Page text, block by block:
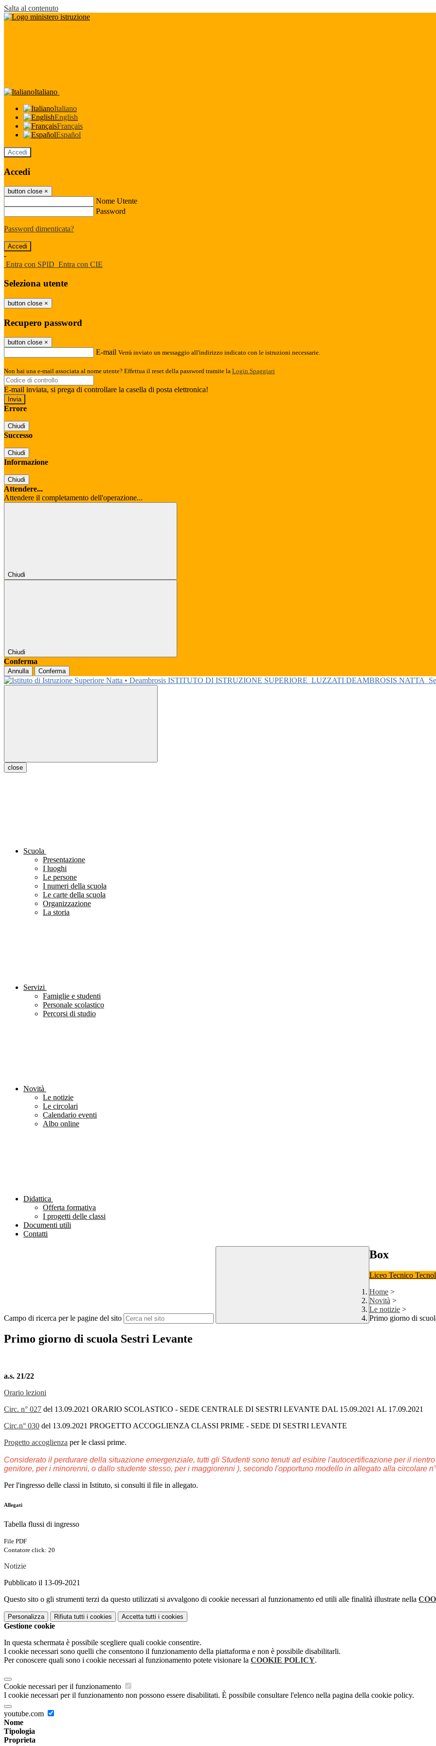
Salta al contenuto
Italiano
Italiano
English
Français
Español
Accedi
Accedi
button close ×
Nome Utente
Password
Password dimenticata?
-
Entra con SPID Entra con CIE
Seleziona utente
button close ×
Recupero password
button close ×
E-mail Verrà inviato un messaggio all'indirizzo indicato con le istruzioni necessarie.
Non hai una e-mail associata al nome utente? Effettua il reset della password tramite la Login Spaggiari
E-mail inviata, si prega di controllare la casella di posta elettronica!
Errore
Chiudi
Successo
Chiudi
Informazione
Chiudi
Attendere...
Attendere il completamento dell'operazione...
Chiudi
Chiudi
Conferma
Annulla Conferma
ISTITUTO DI ISTRUZIONE SUPERIORE LUZZATI DEAMBROSIS NATTA
close
Scuola
Presentazione
I luoghi
Le persone
I numeri della scuola
Le carte della scuola
Organizzazione
La storia
Servizi
Famiglie e studenti
Personale scolastico
Percorsi di studio
Novità
Le notizie
Le circolari
Calendario eventi
Albo online
Didattica
Offerta formativa
I progetti delle classi
Documenti utili
Contatti
Campo di ricerca per le pagine del sito
Box
Liceo Tecnico
Home >
Novità >
Le notizie >
Primo giorno di
Primo giorno di scuola Sestri Levante
a.s. 21/22
Orario lezioni
Circ. n° 027 del 13.09.2021 ORARIO SCOLASTICO - SEDE CENTRALE DI SESTRI LEVANTE DAL 15.09.2021 AL 17.09.2021
Circ.n° 030 del 13.09.2021 PROGETTO ACCOGLIENZA CLASSI PRIME - SEDE DI SESTRI LEVANTE
Progetto accoglienza per le classi prime.
Considerato il perdurare della situazione emergenziale, tutti gli Studenti sono tenuti ad esibire l'autocertificazione per il
genitore, per i minorenni, o dallo studente stesso, per i maggiorenni ), secondo l'opportuno modello in allegato alla circolare
Per l'ingresso delle classi in Istituto, si consulti il file in allegato.
Allegati
Tabella flussi di ingresso
File PDF
Contatore click: 20
Notizie
Pubblicato il 13-09-2021
Questo sito o gli strumenti terzi da questo utilizzati si avvalgono di cookie necessari al funzionamento ed utili alle finalità illustrate nella
Personalizza Rifiuta tutti i cookies Accetta tutti i cookies
Gestione cookie
In questa schermata è possibile scegliere quali cookie consentire.
I cookie necessari sono quelli che consentono il funzionamento della piattaforma e non è possibile disabilitarli.
Per conoscere quali sono i cookie necessari al funzionamento potete visionare la COOKIE POLICY.
Cookie necessari per il funzionamento
I cookie necessari per il funzionamento non possono essere disabilitati. È possibile consultare l'elenco nella pagina della cookie policy.
youtube.com
Nome
Tipologia
Proprieta